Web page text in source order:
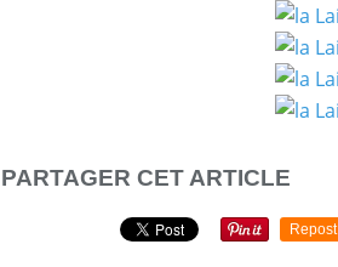
PARTAGER CET ARTICLE
Repost